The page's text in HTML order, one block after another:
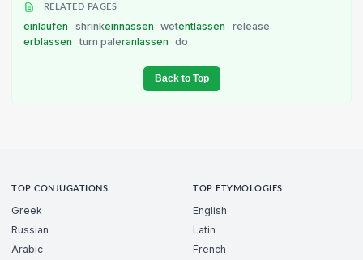
RELATED PAGES
einlaufen shrinkeinnässen wetentlassen
release
erblassen
turn paleranlassen do
Back to Top
TOP CONJUGATIONS
Greek
Russian
Arabic
TOP ETYMOLOGIES
English
Latin
French